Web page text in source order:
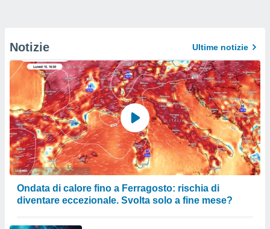
Notizie Ultime notizie
Ondata di calore fino a Ferragosto: rischia di
diventare eccezionale. Svolta solo a fine mese?